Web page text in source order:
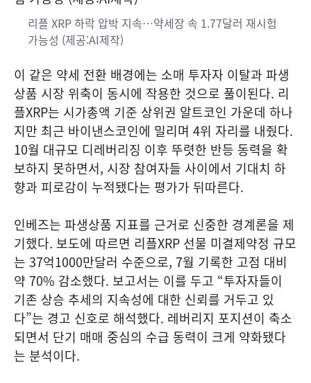
리플 XRP 하락 압박 지속…약세장 속 1.77달러 재시험
가능성 (제공:AI제작)
이 같은 약세 전환 배경에는 소매 투자자 이탈과 파생
상품 시장 위축이 동시에 작용한 것으로 풀이된다. 리
플XRP는 시가총액 기준 상위권 알트코인 가운데 하나
지만 최근 바이낸스코인에 밀리며 4위 자리를 내줬다.
10월 대규모 디레버리징 이후 뚜렷한 반등 동력을 확
보하지 못하면서, 시장 참여자들 사이에서 기대치 하
향과 피로감이 누적됐다는 평가가 뒤따른다.
인베즈는 파생상품 지표를 근거로 신중한 경계론을 제
기했다. 보도에 따르면 리플XRP 선물 미결제약정 규모
는 37억1000만달러 수준으로, 7월 기록한 고점 대비
약 70% 감소했다. 보고서는 이를 두고 “투자자들이
기존 상승 추세의 지속성에 대한 신뢰를 거두고 있
다”는 경고 신호로 해석했다. 레버리지 포지션이 축소
되면서 단기 매매 중심의 수급 동력이 크게 약화됐다
는 분석이다.